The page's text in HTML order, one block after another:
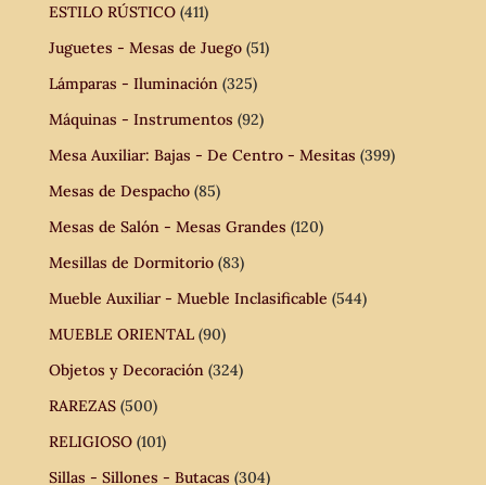
ESTILO RÚSTICO (411)
Juguetes - Mesas de Juego (51)
Lámparas - Iluminación (325)
Máquinas - Instrumentos (92)
Mesa Auxiliar: Bajas - De Centro - Mesitas (399)
Mesas de Despacho (85)
Mesas de Salón - Mesas Grandes (120)
Mesillas de Dormitorio (83)
Mueble Auxiliar - Mueble Inclasificable (544)
MUEBLE ORIENTAL (90)
Objetos y Decoración (324)
RAREZAS (500)
RELIGIOSO (101)
Sillas - Sillones - Butacas (304)